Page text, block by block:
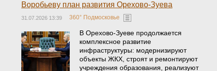
Воробьеву план развития Орехово-Зуева
31.07.2026 13:39 360° Подмосковье
В Орехово-Зуеве продолжается
комплексное развитие
инфраструктуры: модернизируют
объекты ЖКХ, строят и ремонтируют
учреждения образования, реализуют